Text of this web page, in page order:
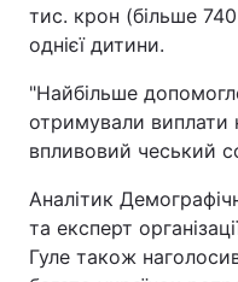
тис. крон (більше
однієї дитини.
"Найбільше
отримували виплати
впливовий чеський
Аналітик
та експерт
Гуле також